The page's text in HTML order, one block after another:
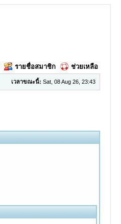
รายชื่อสมาชิก ช่วยเหลือ
เวลาขณะนี้: Sat, 08 Aug 26, 23:43